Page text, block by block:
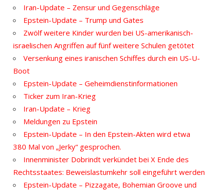
Iran-Update – Zensur und Gegenschläge
Epstein-Update – Trump und Gates
Zwölf weitere Kinder wurden bei US-amerikanisch-
israelischen Angriffen auf fünf weitere Schulen getötet
Versenkung eines iranischen Schiffes durch ein US-U-
Boot
Epstein-Update – Geheimdienstinformationen
Ticker zum Iran-Krieg
Iran-Update – Krieg
Meldungen zu Epstein
Epstein-Update – In den Epstein-Akten wird etwa
380 Mal von „Jerky“ gesprochen.
Innenminister Dobrindt verkündet bei X Ende des
Rechtsstaates: Beweislastumkehr soll eingeführt werden
Epstein-Update – Pizzagate, Bohemian Groove und